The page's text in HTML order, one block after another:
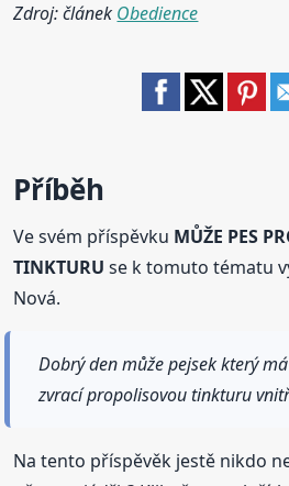
Zdroj: článek Obedience
Příběh
Ve svém příspěvku MŮŽE PES
TINKTURU se k tomuto tématu
Nová.
Dobrý den může pejsek který
zvrací propolisovou tinkturu
Na tento příspěvěk jestě nikdo